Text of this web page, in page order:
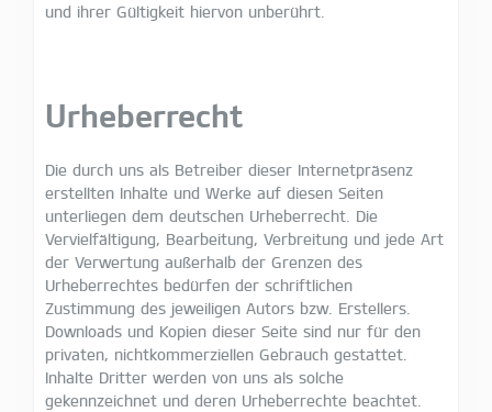
und ihrer Gültigkeit hiervon unberührt.
Urheberrecht
Die durch uns als Betreiber dieser Internetpräsenz
erstellten Inhalte und Werke auf diesen Seiten
unterliegen dem deutschen Urheberrecht. Die
Vervielfältigung, Bearbeitung, Verbreitung und jede Art
der Verwertung außerhalb der Grenzen des
Urheberrechtes bedürfen der schriftlichen
Zustimmung des jeweiligen Autors bzw. Erstellers.
Downloads und Kopien dieser Seite sind nur für den
privaten, nichtkommerziellen Gebrauch gestattet.
Inhalte Dritter werden von uns als solche
gekennzeichnet und deren Urheberrechte beachtet.